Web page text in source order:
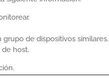
de dispositivos similares.
host.